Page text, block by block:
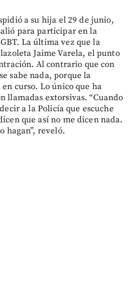
a su hija el 29 de junio,
para participar en la
La última vez que la
Jaime Varela, el punto
Al contrario que con
sabe nada, porque la
curso. Lo único que ha
llamadas extorsivas. “Cuando
a la Policía que escuche
que así no me dicen nada.
hagan”, reveló.